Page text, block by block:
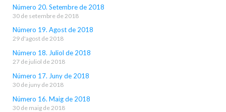
Número 20. Setembre de 2018
30 de setembre de 2018
Número 19. Agost de 2018
29 d'agost de 2018
Número 18. Juliol de 2018
27 de juliol de 2018
Número 17. Juny de 2018
30 de juny de 2018
Número 16. Maig de 2018
30 de maig de 2018